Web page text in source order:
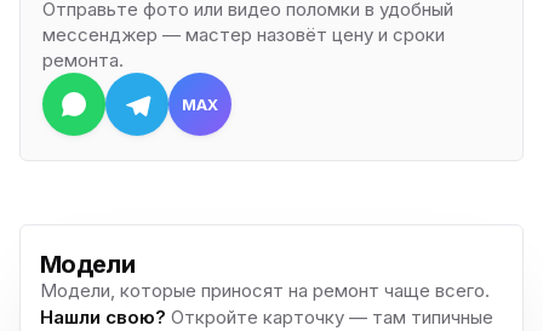
Отправьте фото или видео поломки в удобный
мессенджер — мастер назовёт цену и сроки
ремонта.
MAX
Модели
Модели, которые приносят на ремонт чаще всего.
Нашли свою? Откройте карточку — там типичные